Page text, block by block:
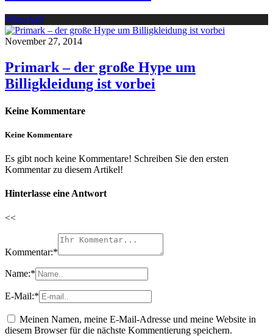
Wirtschaft
November 27, 2014
Primark – der große Hype um
Billigkleidung ist vorbei
Keine Kommentare
Keine Kommentare
Es gibt noch keine Kommentare! Schreiben Sie den ersten
Kommentar zu diesem Artikel!
Hinterlasse eine Antwort
<<
Kommentar:*
Name:*
E-Mail:*
Meinen Namen, meine E-Mail-Adresse und meine Website in
diesem Browser für die nächste Kommentierung speichern.